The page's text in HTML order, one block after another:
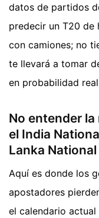
datos de partidos
predecir un T20 de
con camiones; no
te llevará a tomar
en probabilidad
No entender
el India
Lanka
Aquí es donde los
apostadores
el calendario